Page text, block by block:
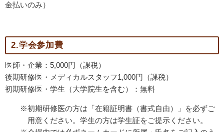
金払いのみ）
2.学会参加費
医師・企業：5,000円（課税）
後期研修医・メディカルスタッフ1,000円（課税）
初期研修医・学生（大学院生を含む）：無料
※初期研修医の方は「在籍証明書（書式自由）」を必ずご
用意ください。学生の方は学生証をご提示ください。